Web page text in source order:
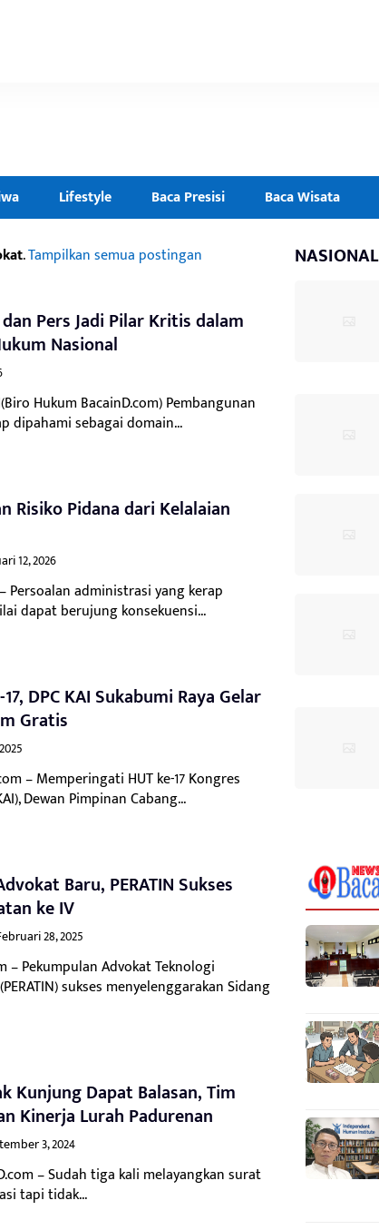
Lifestyle Baca Presisi Baca Wisata
.Tampilkan semua postingan
Pers Jadi Pilar Kritis dalam
Nasional
Hukum BacainD.com) Pembangunan
dipahami sebagai domain...
Risiko Pidana dari Kelalaian
12, 2026
Persoalan administrasi yang kerap
dapat berujung konsekuensi...
DPC KAI Sukabumi Raya Gelar
Gratis
– Memperingati HUT ke-17 Kongres
Dewan Pimpinan Cabang...
Baru, PERATIN Sukses
ke IV
28, 2025
– Pekumpulan Advokat Teknologi
sukses menyelenggarakan Sidang
Kunjung Dapat Balasan, Tim
Kinerja Lurah Padurenan
3, 2024
– Sudah tiga kali melayangkan surat
tapi tidak...
NASIONAL